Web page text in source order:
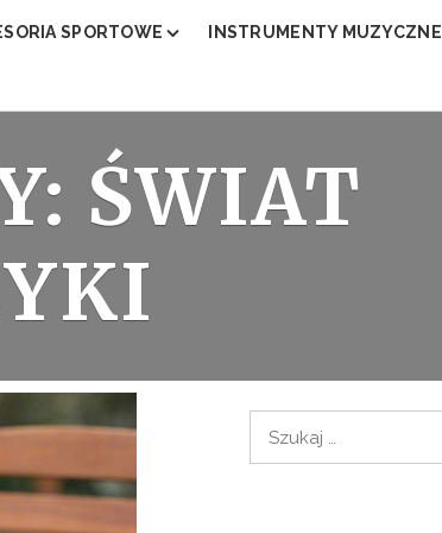
SPORTOWE
NAJLEPSZY?
BIEŻNIA DO BIEGANIA?
STACJONARNY DO ĆWICZEŃ?
DO PIŁKARZYKÓW?
INSTRUMENTY MUZYCZNE
ŚWIAT